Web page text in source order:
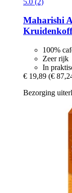
Maharishi
100%
Zeer rijk
In
€ 19,89 (€
Bezorging